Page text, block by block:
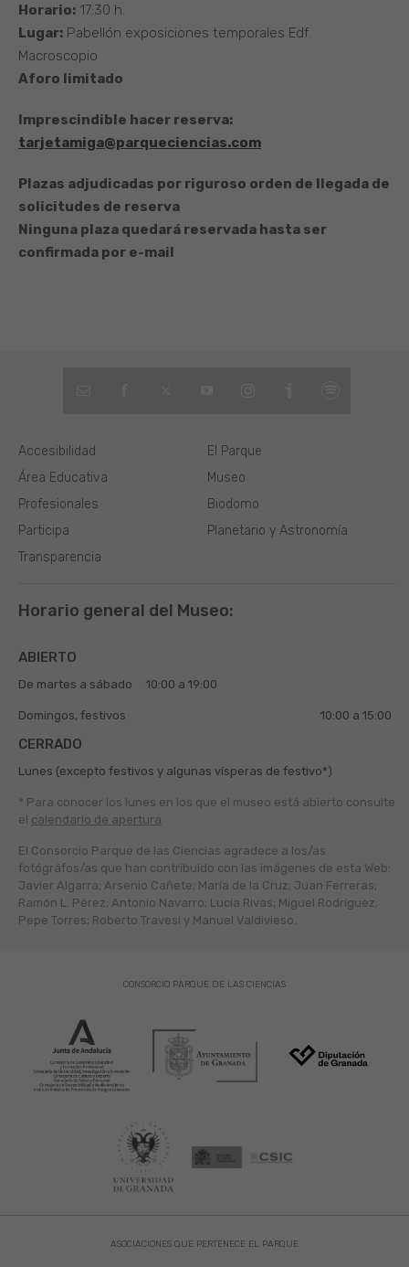
Horario: 17:30 h.
Lugar: Pabellón exposiciones temporales Edf.
Macroscopio
Aforo limitado
Imprescindible hacer reserva:
tarjetamiga@parqueciencias.com
Plazas adjudicadas por riguroso orden de llegada de
solicitudes de reserva
Ninguna plaza quedará reservada hasta ser
confirmada por e-mail
El Parque
Museo
Biodomo
Planetario y Astronomía
Área Educativa
Profesionales
Participa
Transparencia
Accesibilidad
Horario general del Museo:
ABIERTO
De martes a sábado 10:00 a 19:00
Domingos, festivos 10:00 a 15:00
CERRADO
Lunes (excepto festivos y algunas vísperas de festivo*)
* Para conocer los lunes en los que el museo está abierto consulte
el calendario de apertura
El Consorcio Parque de las Ciencias agradece a los/as
fotógráfos/as que han contribuido con las imágenes de esta Web:
Javier Algarra; Arsenio Cañete; María de la Cruz; Juan Ferreras;
Ramón L. Pérez; Antonio Navarro; Lucía Rivas; Miguel Rodríguez;
Pepe Torres; Roberto Travesí y Manuel Valdivieso.
ASOCIACIONES QUE PERTENECE EL PARQUE
CONSORCIO PARQUE DE LAS CIENCIAS